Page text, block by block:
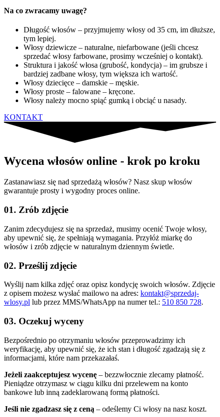
Na co zwracamy uwagę?
Długość włosów – przyjmujemy włosy od 35 cm, im dłuższe,
tym lepiej.
Włosy dziewicze – naturalne, niefarbowane (jeśli chcesz
sprzedać włosy farbowane, prosimy wcześniej o kontakt).
Struktura i jakość włosa (grubość, kondycja) – im grubsze i
bardziej zadbane włosy, tym większa ich wartość.
Włosy dziecięce – damskie – męskie.
Włosy proste – falowane – kręcone.
Włosy należy mocno spiąć gumką i obciąć u nasady.
KONTAKT
Wycena włosów online - krok po kroku
Zastanawiasz się nad sprzedażą włosów? Nasz skup włosów
gwarantuje prosty i wygodny proces online.
01. Zrób zdjęcie
Zanim zdecydujesz się na sprzedaż, musimy ocenić Twoje włosy,
aby upewnić się, że spełniają wymagania. Przyłóż miarkę do
włosów i zrób zdjęcie w naturalnym dziennym świetle.
02. Prześlij zdjęcie
Wyślij nam kilka zdjęć oraz opisz kondycję swoich włosów. Zdjęcie
z opisem możesz wysłać mailowo na adres: kontakt@sprzedaj-
wlosy.pl lub przez MMS/WhatsApp na numer tel.: 510 850 728.
03. Oczekuj wyceny
Bezpośrednio po otrzymaniu włosów przeprowadzimy ich
weryfikację, aby upewnić się, że ich stan i długość zgadzają się z
informacjami, które nam przekazałaś.
Jeżeli zaakceptujesz wycenę – bezzwłocznie zlecamy płatność.
Pieniądze otrzymasz w ciągu kilku dni przelewem na konto
bankowe lub inną zadeklarowaną formą płatności.
Jeśli nie zgadzasz się z ceną – odeślemy Ci włosy na nasz koszt.